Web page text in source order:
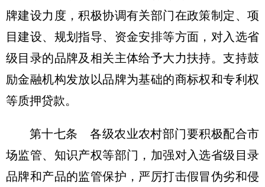
牌建设力度，积极协调有关部门在政策制定、项
目建设、规划指导、资金安排等方面，对入选省
级目录的品牌及相关主体给予大力扶持。支持鼓
励金融机构发放以品牌为基础的商标权和专利权
等质押贷款。
第十七条 各级农业农村部门要积极配合市
场监管、知识产权等部门，加强对入选省级目录
品牌和产品的监管保护，严厉打击假冒伪劣和侵